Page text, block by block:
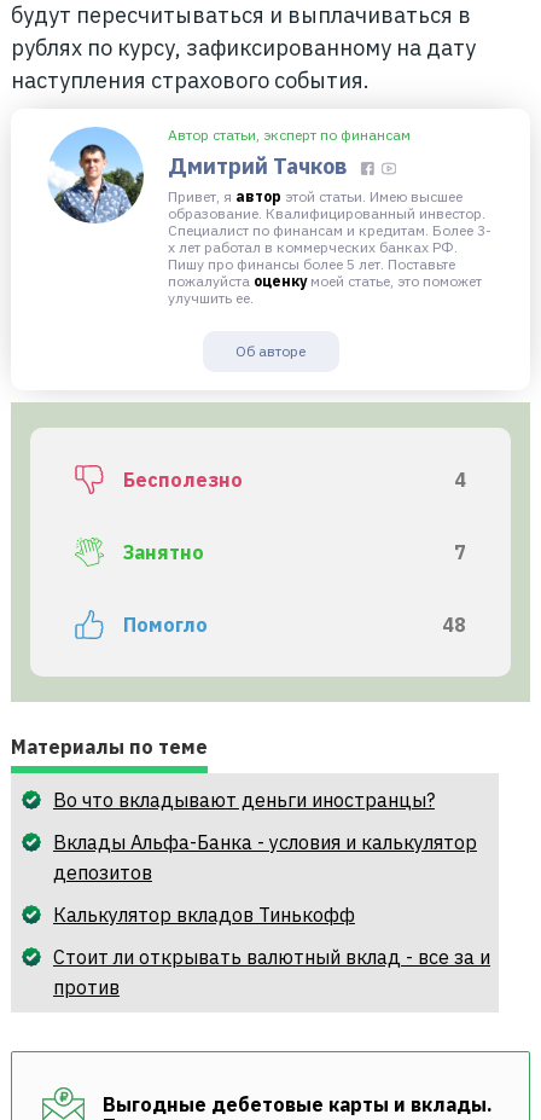
будут пересчитываться и выплачиваться в
рублях по курсу, зафиксированному на дату
наступления страхового события.
Автор статьи, эксперт по финансам
Дмитрий Тачков
Привет, я автор этой статьи. Имею высшее
образование. Квалифицированный инвестор.
Специалист по финансам и кредитам. Более 3-
х лет работал в коммерческих банках РФ.
Пишу про финансы более 5 лет. Поставьте
пожалуйста оценкумоей статье, это поможет
улучшить ее.
Об авторе
Бесполезно 4
Занятно 7
Помогло 48
Материалы по теме
Во что вкладывают деньги иностранцы?
Вклады Альфа-Банка - условия и калькулятор
депозитов
Калькулятор вкладов Тинькофф
Cтоит ли открывать валютный вклад - все за и
против
Выгодные дебетовые карты и вклады.